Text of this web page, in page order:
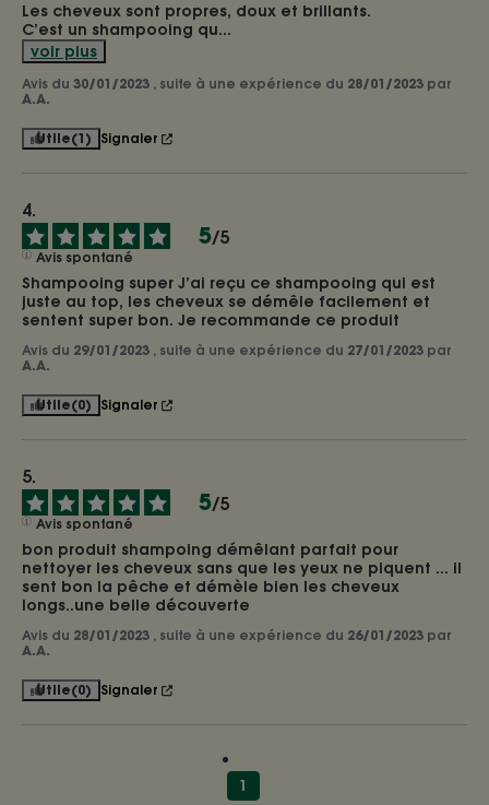
Les cheveux sont propres, doux et brillants.
C’est un shampooing qu...
voir plus
Avis du 30/01/2023 , suite à une expérience du 28/01/2023 par
A.A.
Utile(1) Signaler
5/5
Avis spontané
Shampooing super J’ai reçu ce shampooing qui est
juste au top, les cheveux se démêle facilement et
sentent super bon. Je recommande ce produit
Avis du 29/01/2023 , suite à une expérience du 27/01/2023 par
A.A.
Utile(0) Signaler
5/5
Avis spontané
bon produit shampoing démêlant parfait pour
nettoyer les cheveux sans que les yeux ne piquent ... il
sent bon la pêche et démèle bien les cheveux
longs..une belle découverte
Avis du 28/01/2023 , suite à une expérience du 26/01/2023 par
A.A.
Utile(0) Signaler
1